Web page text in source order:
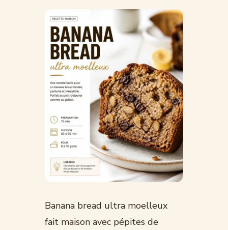
Banana bread ultra moelleux
fait maison avec pépites de